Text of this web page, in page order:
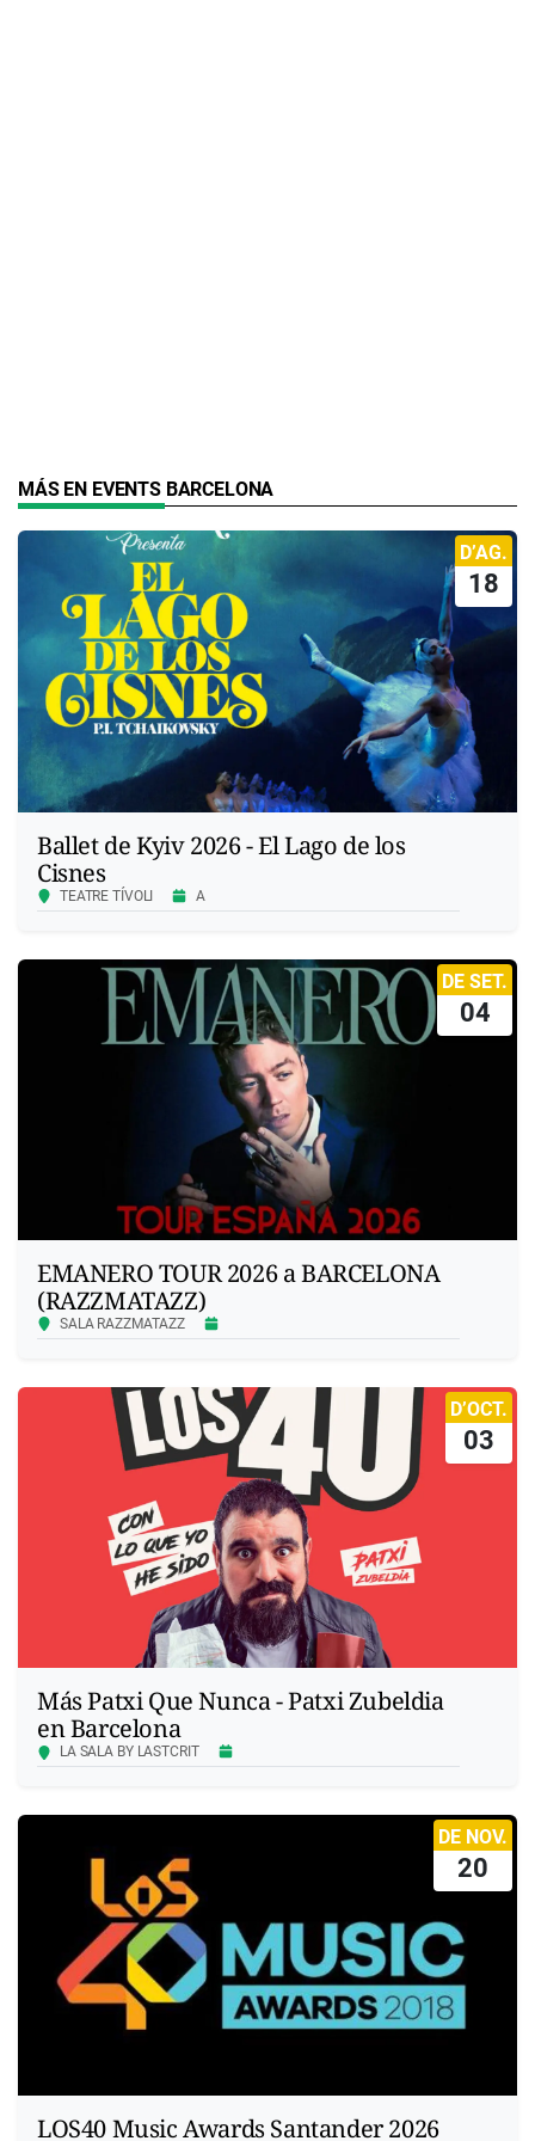
MÁS EN EVENTS BARCELONA
Ballet de Kyiv 2026 - El Lago de los
Cisnes
TEATRE TÍVOLI A
D’AG.
18
EMANERO TOUR 2026 a BARCELONA
(RAZZMATAZZ)
SALA RAZZMATAZZ
DE SET.
04
Más Patxi Que Nunca - Patxi Zubeldia
en Barcelona
LA SALA BY LASTCRIT
D’OCT.
03
LOS40 Music Awards Santander 2026
DE NOV.
20